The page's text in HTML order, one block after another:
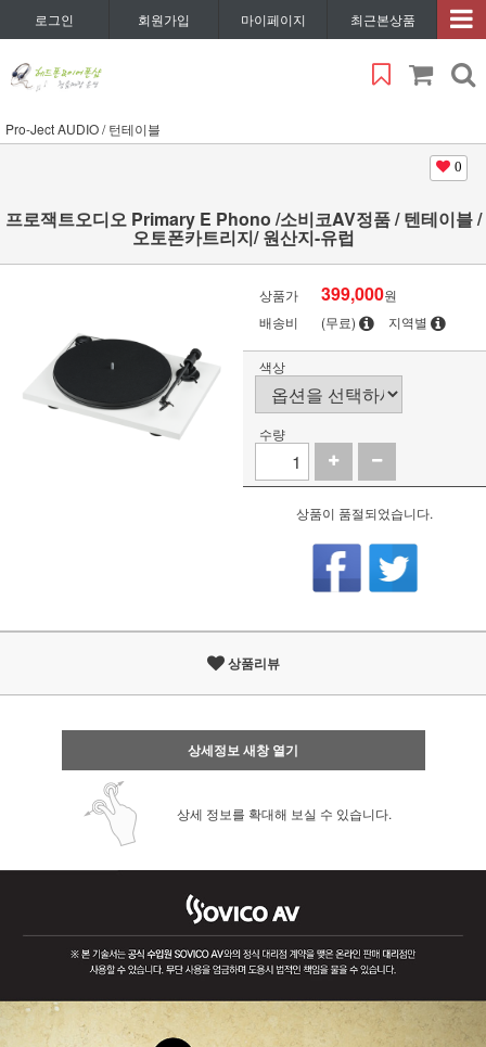
로그인 회원가입 마이페이지 최근본상품
Pro-Ject AUDIO / 턴테이블
0
프로잭트오디오 Primary E Phono /소비코AV정품 / 텐테이블 /
오토폰카트리지/ 원산지-유럽
상품가 399,000원
배송비
(무료) 지역별
색상
수량
상품이 품절되었습니다.
상품리뷰
상세정보 새창 열기
상세 정보를 확대해 보실 수 있습니다.